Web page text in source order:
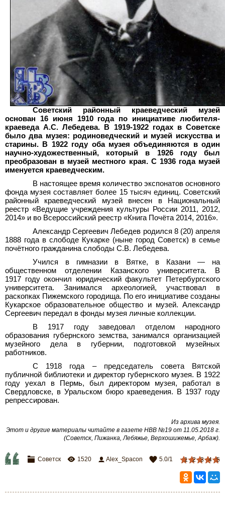
Советский районный краеведческий музей
основан 16 июня 1910 года по инициативе любителя-
краеведа А.С. Лебедева. В 1919-1922 годах в Советске
было два музея: родиноведческий и музей искусства и
старины. В 1922 году оба музея объединяются в один
научно-художественный, который в 1926
году был
преобразован в музей местного края. С 1936 года музей
именуется краеведческим.
В настоящее время количество экспонатов основного
фонда музея составляет более 15 тысяч единиц. Советский
районный краеведческий музей внесен в Национальный
реестр «Ведущие учреждения культуры России 2011, 2012,
2014» и во Всероссийский реестр «Книга Почёта 2014, 2016».
Александр Сергеевич Лебедев родился 8 (20) апреля
1888 года в слободе Кукарке (ныне город Советск) в семье
почётного гражданина слободы С.В. Лебедева.
Учился в гимназии в Вятке, в Казани — на
общественном отделении Казанского университета. В
1917 году окончил юридический факультет Петербургского
университета. Занимался археологией, участвовал в
раскопках Пижемского городища. По его инициативе созданы
Кукарское образовательное общество и музей. Александр
Сергеевич передал в фонды музея личные коллекции.
В 1917 году заведовал отделом народного
образования губернского земства, занимался организацией
музейного дела в губернии, подготовкой музейных
работников.
С 1918 года – председатель совета Вятской
публичной библиотеки и директор губернского музея. В 1922
году уехал в Пермь, был директором музея, работал в
Свердловске, в Уральском бюро краеведения. В 1937 году
репрессирован.
Из архива музея.
Этот и другие материалы читайте в газете НВВ №19 от 11.05.2018 г.
(Советск, Пижанка, Лебяжье, Верхошижемье, Арбаж).
1 2 3 4 5
Советск 1520 Alex_Spacon 5.0/1